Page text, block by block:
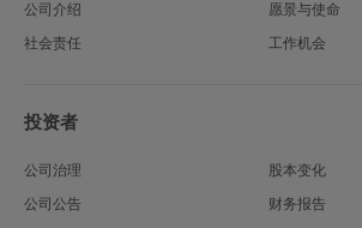
公司介绍
愿景与使命
社会责任
工作机会
投资者
公司治理
股本变化
公司公告
财务报告